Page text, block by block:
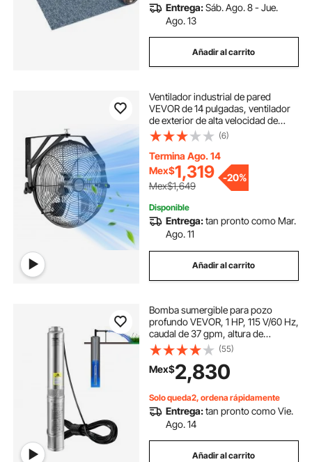
Entrega:Sáb. Ago. 8 - Jue.
Ago. 13
Añadir al carrito
Ventilador industrial de pared
VEVOR de 14 pulgadas, ventilador
de exterior de alta velocidad de
2473 CFM con 3 velocidades,
resistente al agua IP44, ventilador
de pared para garaje con aspas de
aluminio para taller, almacén,
invernadero.
(6)
Termina Ago. 14
Mex$1,319
Mex$1,649
-20%
Disponible
Entrega:tan pronto como Mar.
Ago. 11
Añadir al carrito
Bomba sumergible para pozo
profundo VEVOR, 1 HP, 115 V/60 Hz,
caudal de 37 gpm, altura de
elevación de 207 pies, con cable
eléctrico de 33 pies, bomba de
agua de acero inoxidable de 4
pulgadas para uso industrial, riego
y doméstico, grado de
impermeabilidad IP68
(55)
Mex$2,830
Solo queda2, ordena rápidamente
Entrega:tan pronto como Vie.
Ago. 14
Añadir al carrito